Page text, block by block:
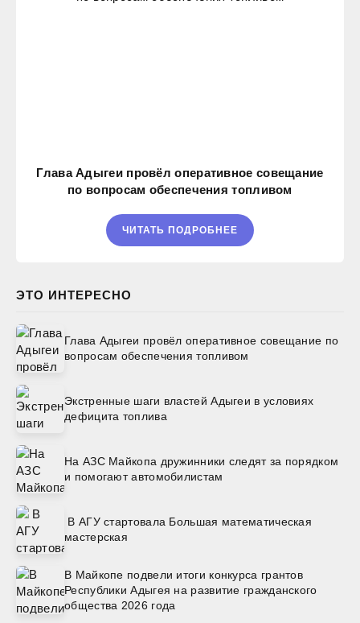
Глава Адыгеи провёл оперативное совещание
по вопросам обеспечения топливом
ЧИТАТЬ ПОДРОБНЕЕ
ЭТО ИНТЕРЕСНО
Глава Адыгеи провёл оперативное совещание по
вопросам обеспечения топливом
Экстренные шаги властей Адыгеи в условиях
дефицита топлива
На АЗС Майкопа дружинники следят за порядком
и помогают автомобилистам
В АГУ стартовала Большая математическая
мастерская
В Майкопе подвели итоги конкурса грантов
Республики Адыгея на развитие гражданского
общества 2026 года